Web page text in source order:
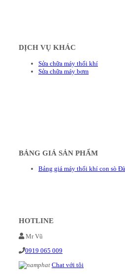
DỊCH VỤ KHÁC
Sửa chữa máy thổi khí
Sửa chữa máy bơm
BẢNG GIÁ SẢN PHẨM
Bảng giá máy thổi khí con sò
HOTLINE
Mr Vũ
0919 065 009
Chat với tôi